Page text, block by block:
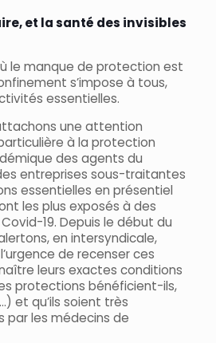
et la santé des invisibles
le manque de protection est
s’impose à tous,
essentielles.
une attention
à la protection
des agents du
entreprises sous-traitantes
essentielles en présentiel
les plus exposés à des
19. Depuis le début du
en intersyndicale,
de recenser ces
leurs exactes conditions
protections bénéficient-ils,
et qu’ils soient très
par les médecins de